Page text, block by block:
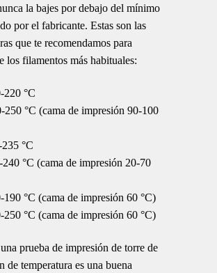
la bajes por debajo del mínimo
por el fabricante. Estas son las
que te recomendamos para
los filamentos más habituales:
°C
250 °C (cama de impresión 90-100
°C
°C (cama de impresión 20-70
°C (cama de impresión 60 °C)
°C (cama de impresión 60 °C)
prueba de impresión de torre de
de temperatura es una buena